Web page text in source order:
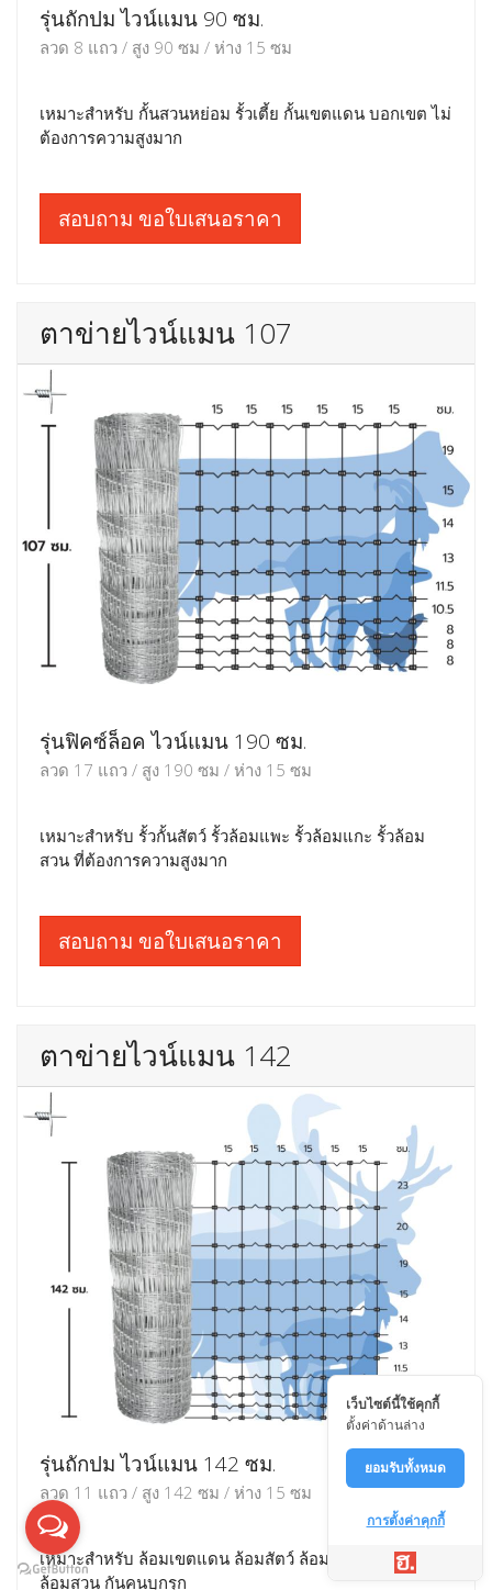
รุ่นถักปม ไวน์แมน 90 ซม.
ลวด 8 แถว / สูง 90 ซม / ห่าง 15 ซม
เหมาะสำหรับ กั้นสวนหย่อม รั้วเตี้ย กั้นเขตแดน บอกเขต ไม่
ต้องการความสูงมาก
สอบถาม ขอใบเสนอราคา
ตาข่ายไวน์แมน 107
รุ่นฟิคซ์ล็อค ไวน์แมน 190 ซม.
ลวด 17 แถว / สูง 190 ซม / ห่าง 15 ซม
เหมาะสำหรับ รั้วกั้นสัตว์ รั้วล้อมแพะ รั้วล้อมแกะ รั้วล้อม
สวน ที่ต้องการความสูงมาก
สอบถาม ขอใบเสนอราคา
ตาข่ายไวน์แมน 142
รุ่นถักปม ไวน์แมน 142 ซม.
ลวด 11 แถว / สูง 142 ซม / ห่าง 15 ซม
เหมาะสำหรับ ล้อมเขตแดน ล้อมสัตว์ ล้อมพื้นที่ ล้อมบ้าน
ล้อมสวน กันคนบุกรุก
เว็บไซต์นี้ใช้คุกกี้
ตั้งค่าด้านล่าง
ยอมรับทั้งหมด
การตั้งค่าคุกกี้